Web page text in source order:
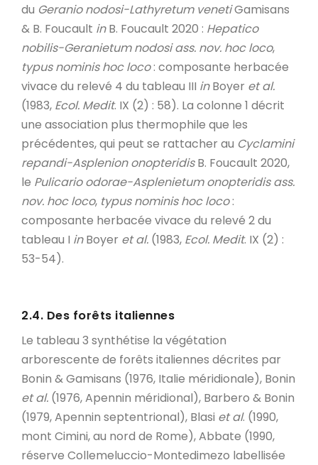
du Geranio nodosi-Lathyretum venetiGamisans
& B. Foucault inB. Foucault 2020 : Hepatico
nobilis-Geranietum nodosi ass. nov. hoc loco,
typus nominis hoc loco: composante herbacée
vivace du relevé 4 du tableau III inBoyer et al.
(1983, Ecol. Medit. IX (2) : 58). La colonne 1 décrit
une association plus thermophile que les
précédentes, qui peut se rattacher au Cyclamini
repandi-Asplenion onopteridisB. Foucault 2020,
le Pulicario odorae-Asplenietum onopteridis ass.
nov. hoc loco, typus nominis hoc loco:
composante herbacée vivace du relevé 2 du
tableau I inBoyer et al. (1983, Ecol. Medit. IX (2) :
53-54).
2.4. Des forêts italiennes
Le tableau 3 synthétise la végétation
arborescente de forêts italiennes décrites par
Bonin & Gamisans (1976, Italie méridionale), Bonin
et al. (1976, Apennin méridional), Barbero & Bonin
(1979, Apennin septentrional), Blasi et al. (1990,
mont Cimini, au nord de Rome), Abbate (1990,
réserve Collemeluccio-Montedimezo labellisée